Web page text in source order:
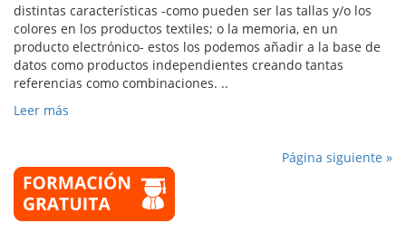
distintas características -como pueden ser las tallas y/o los
colores en los productos textiles; o la memoria, en un
producto electrónico- estos los podemos añadir a la base de
datos como productos independientes creando tantas
referencias como combinaciones. ..
Leer más
Página siguiente »